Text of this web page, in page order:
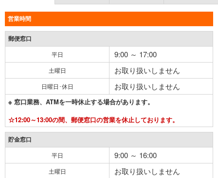
営業時間
郵便窓口
平日 9:00 ～ 17:00
土曜日 お取り扱いしません
日曜日･休日 お取り扱いしません
※ 窓口業務、ATMを一時休止する場合があります。
☆12:00～13:00の間、郵便窓口の営業を休止しております。
貯金窓口
平日 9:00 ～ 16:00
土曜日 お取り扱いしません